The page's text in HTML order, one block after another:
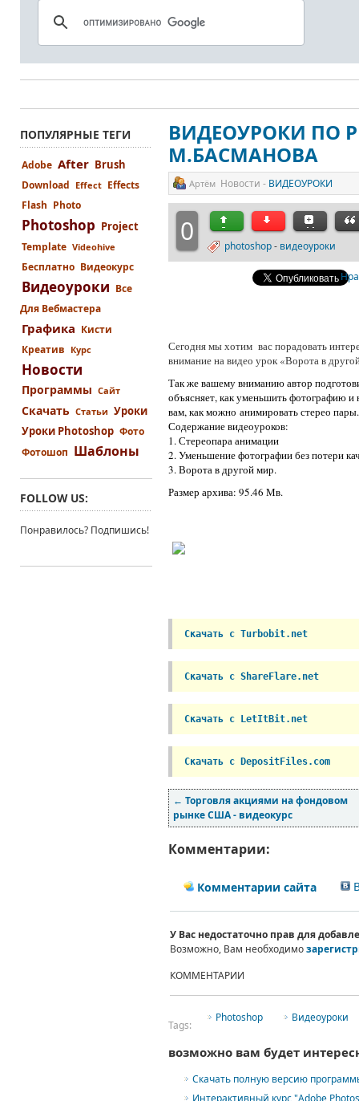
ВИДЕОУРОКИ ПО
М.БАСМАНОВА
Артём Новости - ВИДЕОУРОКИ
0 photoshop- видеоуроки
Сегодня мы хотим вас порадовать
внимание на видео урок «Ворота в
Так же вашему вниманию автор
объясняет, как уменьшить фотографию и
вам, как можно анимировать стерео пары.
Содержание видеоуроков:
1. Стереопара анимации
2. Уменьшение фотографии без потери
3. Ворота в другой мир.
Размер архива: 95.46 Мв.
Скачать с Turbobit.net
Скачать с ShareFlare.net
Скачать с LetItBit.net
Скачать с DepositFiles.com
← Торговля акциями на фондовом
рынке США - видеокурс
Комментарии:
Комментарии сайта
У Вас недостаточно прав для
Возможно, Вам необходимо
КОММЕНТАРИИ
Tags:
Photoshop Видеоуроки
возможно вам будет
Скачать полную версию
ПОПУЛЯРНЫЕ ТЕГИ
Adobe After Brush
Download Effect Effects
Flash Photo
Photoshop Project
Template Videohive
Бесплатно Видеокурс
Видеоуроки Все
Для Вебмастера
Графика Кисти
Креатив Курс
Новости
Программы Сайт
Скачать Статьи Уроки
Уроки Photoshop Фото
Фотошоп Шаблоны
FOLLOW US:
Понравилось? Подпишись!